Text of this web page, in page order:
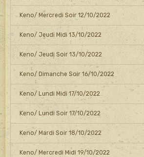
Keno/ Mercredi Soir 12/10/2022
Keno/ Jeudi Midi 13/10/2022
Keno/ Jeudi Soir 13/10/2022
Keno/ Dimanche Soir 16/10/2022
Keno/ Lundi Midi 17/10/2022
Keno/ Lundi Soir 17/10/2022
Keno/ Mardi Soir 18/10/2022
Keno/ Mercredi Midi 19/10/2022